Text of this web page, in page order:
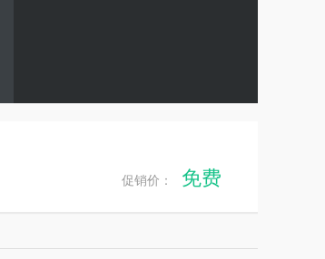
促销价： 免费